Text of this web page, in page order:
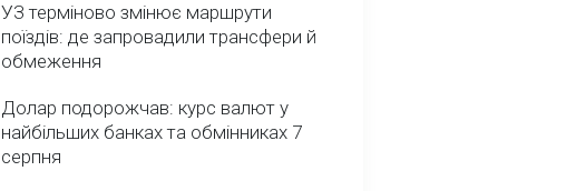
УЗ терміново змінює маршрути
поїздів: де запровадили трансфери й
обмеження
Долар подорожчав: курс валют у
найбільших банках та обмінниках 7
серпня